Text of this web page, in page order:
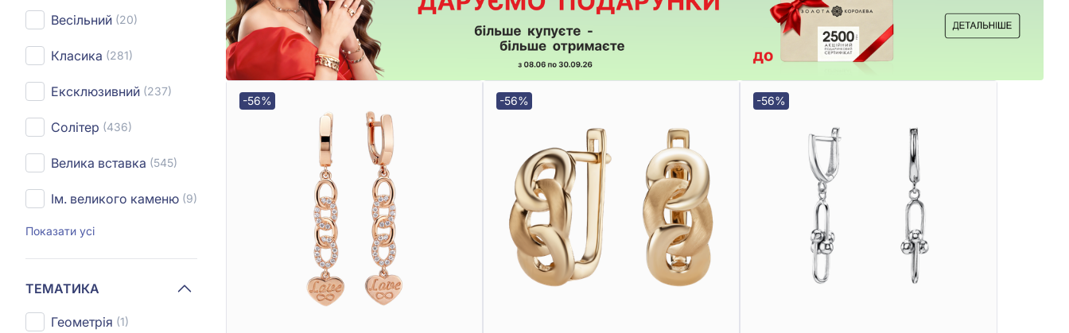
Весільний (20)
Класика (281)
Ексклюзивний (237)
Солітер (436)
Велика вставка (545)
Ім. великого каменю (9)
Показати усі
ТЕМАТИКА
Геометрія (1)
-56% -56% -56%